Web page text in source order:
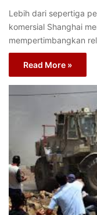
Lebih dari sepertiga
komersial Shanghai
mempertimbangkan
Read More »